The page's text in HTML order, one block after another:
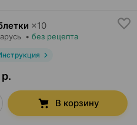
×10
• без рецепта
В корзину